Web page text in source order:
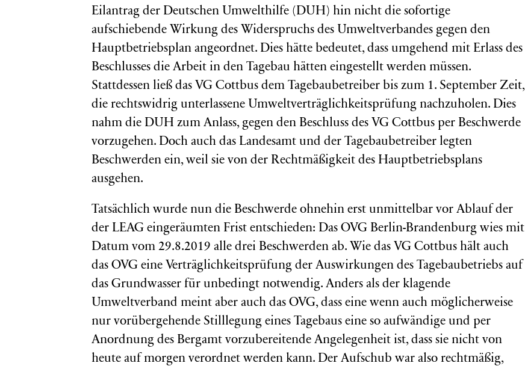
Eilantrag der Deutschen Umwelthilfe (DUH) hin nicht die sofortige
aufschiebende Wirkung des Widerspruchs des Umweltverbandes gegen den
Hauptbetriebsplan angeordnet. Dies hätte bedeutet, dass umgehend mit Erlass des
Beschlusses die Arbeit in den Tagebau hätten eingestellt werden müssen.
Stattdessen ließ das VG Cottbus dem Tagebaubetreiber bis zum 1. September Zeit,
die rechtswidrig unterlassene Umweltverträglichkeitsprüfung nachzuholen. Dies
nahm die DUH zum Anlass, gegen den Beschluss des VG Cottbus per Beschwerde
vorzugehen. Doch auch das Landesamt und der Tagebaubetreiber legten
Beschwerden ein, weil sie von der Rechtmäßigkeit des Hauptbetriebsplans
ausgehen.
Tatsächlich wurde nun die Beschwerde ohnehin erst unmittelbar vor Ablauf der
der LEAG eingeräumten Frist entschieden: Das OVG Berlin-Brandenburg wies mit
Datum vom 29.8.2019 alle drei Beschwerden ab. Wie das VG Cottbus hält auch
das OVG eine Verträglichkeitsprüfung der Auswirkungen des Tagebaubetriebs auf
das Grundwasser für unbedingt notwendig. Anders als der klagende
Umweltverband meint aber auch das OVG, dass eine wenn auch möglicherweise
nur vorübergehende Stilllegung eines Tagebaus eine so aufwändige und per
Anordnung des Bergamt vorzubereitende Angelegenheit ist, dass sie nicht von
heute auf morgen verordnet werden kann. Der Aufschub war also rechtmäßig,